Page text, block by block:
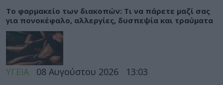
Το φαρμακείο των διακοπών: Τι να πάρετε μαζί σας
για πονοκέφαλο, αλλεργίες, δυσπεψία και τραύματα
ΥΓΕΙΑ 08 Αυγούστου 2026 13:03